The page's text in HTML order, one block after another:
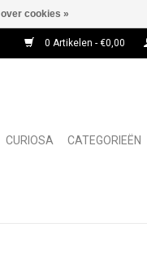
0 Artikelen - €0,00
CURIOSA CATEGORIEËN
over cookies »